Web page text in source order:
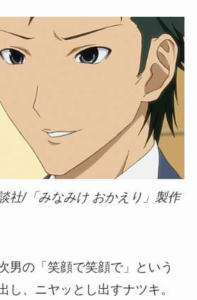
社/「みなみけ おかえり」製作
男の「笑顔で笑顔で」という
し、ニヤッとし出すナツキ。